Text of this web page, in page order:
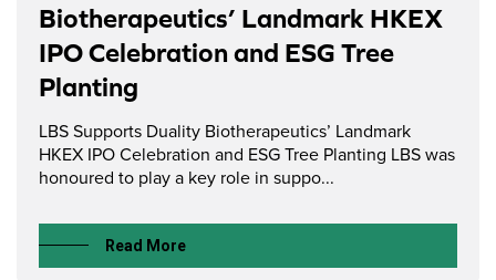
Biotherapeutics’ Landmark HKEX
IPO Celebration and ESG Tree
Planting
LBS Supports Duality Biotherapeutics’ Landmark
HKEX IPO Celebration and ESG Tree Planting LBS was
honoured to play a key role in suppo...
Read More